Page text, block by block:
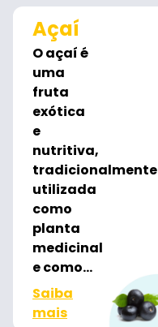
Açaí
O açaí é
uma
fruta
exótica
e
nutritiva,
tradicionalmente
utilizada
como
planta
medicinal
e como...
Saiba
mais